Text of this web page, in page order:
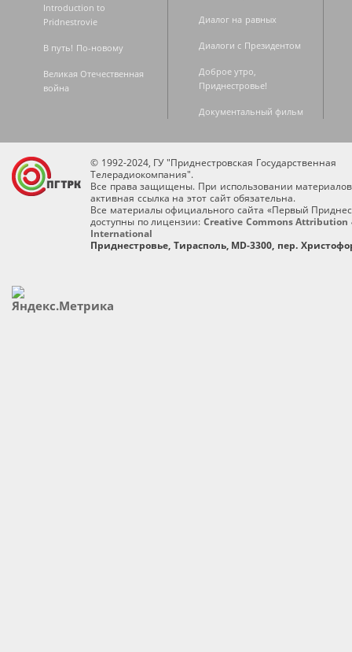
Introduction to
Pridnestrovie
В путь! По-новому
Великая Отечественная
война
Диалог на равных
Диалоги с Президентом
Доброе утро,
Приднестровье!
Документальный фильм
© 1992-2024, ГУ "Приднестровская Государственная
Телерадиокомпания".
Все права защищены. При использовании
активная ссылка на этот сайт обязательна.
Все материалы официального сайта «Первый
доступны по лицензии: Creative Commons Attribution
International
Приднестровье, Тирасполь, MD-3300, пер.